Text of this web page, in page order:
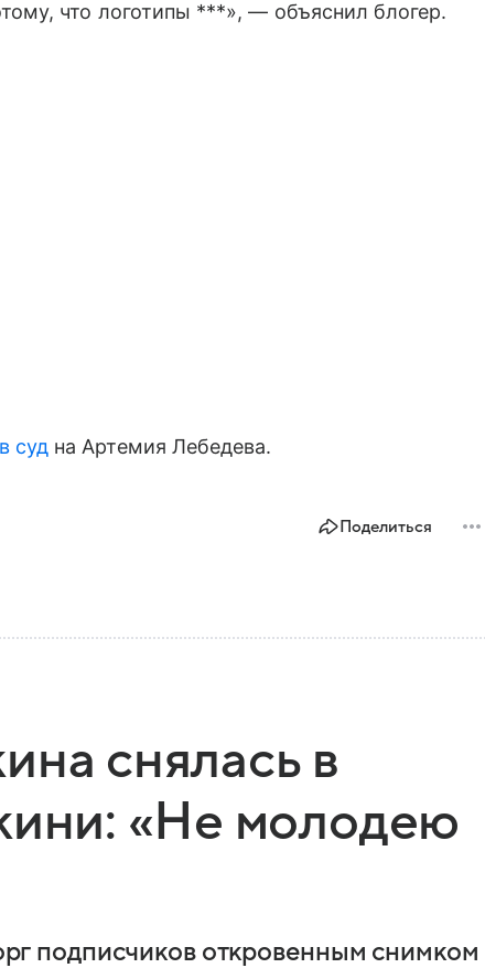
что логотипы ***», — объяснил блогер.
суд на Артемия Лебедева.
Поделиться
снялась в
«Не молодею
подписчиков откровенным снимком